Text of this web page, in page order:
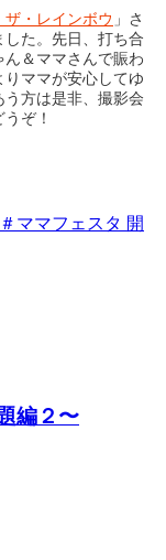
・レインボウ 」さ
た。先日、打ち合
＆ママさんで賑わ
ママが安心してゆ
方は是非、撮影会
ぞ！
ママフェスタ 開
編２〜